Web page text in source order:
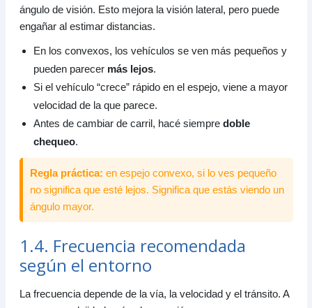
ángulo de visión. Esto mejora la visión lateral, pero puede
engañar al estimar distancias.
En los convexos, los vehículos se ven más pequeños y
pueden parecer más lejos.
Si el vehículo “crece” rápido en el espejo, viene a mayor
velocidad de la que parece.
Antes de cambiar de carril, hacé siempre doble
chequeo.
Regla práctica: en espejo convexo, si lo ves pequeño
no significa que esté lejos. Significa que estás viendo un
ángulo mayor.
1.4. Frecuencia recomendada
según el entorno
La frecuencia depende de la vía, la velocidad y el tránsito. A